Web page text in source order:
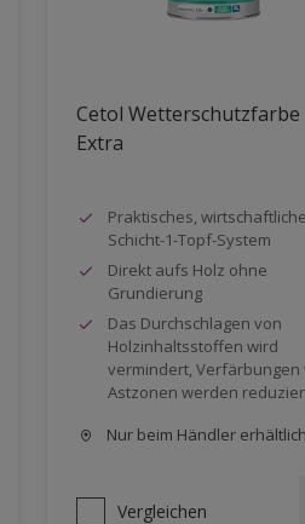
Cetol Wetterschutzfarbe
Extra
Praktisches,
Schicht-1-Topf-System
Direkt aufs Holz ohne
Grundierung
Das Durchschlagen von
Holzinhaltsstoffen wird
vermindert, Verfärbungen
Astzonen werden
Nur beim Händler erhältlich
Vergleichen